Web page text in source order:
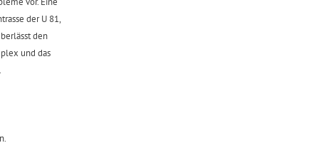
der U 81,
den
und das